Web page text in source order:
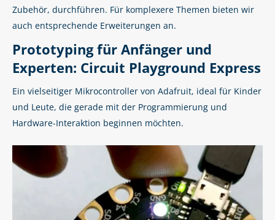
Zubehör, durchführen. Für komplexere Themen bieten wir
auch entsprechende Erweiterungen an.
Prototyping für Anfänger und
Experten: Circuit Playground Express
Ein vielseitiger Mikrocontroller von Adafruit, ideal für Kinder
und Leute, die gerade mit der Programmierung und
Hardware-Interaktion beginnen möchten.